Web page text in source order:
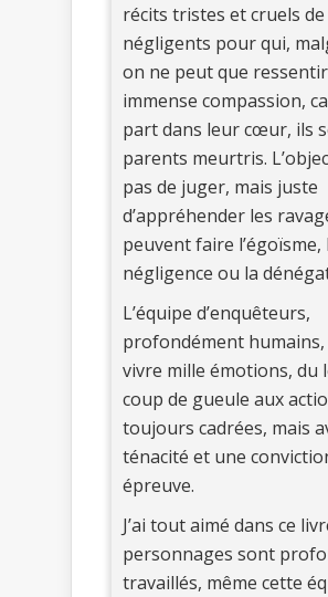
récits tristes et cruels
négligents pour qui,
on ne peut que
immense compassion,
part dans leur cœur, ils
parents meurtris.
pas de juger, mais juste
d’appréhender les
peuvent faire l’égoïsme,
négligence ou la
L’équipe d’enquêteurs,
profondément
vivre mille émotions, du
coup de gueule aux
toujours cadrées, mais
ténacité et une
épreuve.
J’ai tout aimé dans ce
personnages sont
travaillés, même cette